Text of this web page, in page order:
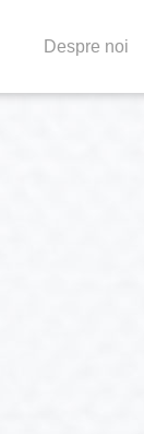
Despre noi